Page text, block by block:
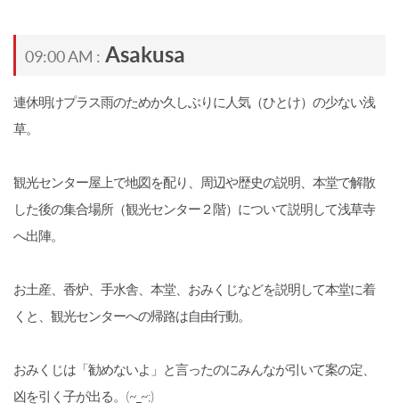
09:00 AM : Asakusa
連休明けプラス雨のためか久しぶりに人気（ひとけ）の少ない浅
草。
観光センター屋上で地図を配り、周辺や歴史の説明、本堂で解散
した後の集合場所（観光センター２階）について説明して浅草寺
へ出陣。
お土産、香炉、手水舎、本堂、おみくじなどを説明して本堂に着
くと、観光センターへの帰路は自由行動。
おみくじは「勧めないよ」と言ったのにみんなが引いて案の定、
凶を引く子が出る。(~_~;)